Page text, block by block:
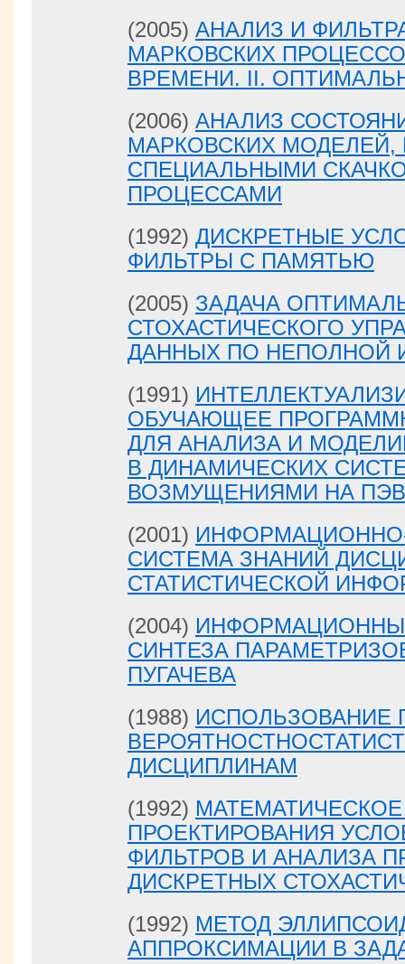
(2005) АНАЛИЗ И
МАРКОВСКИХ
ВРЕМЕНИ. II.
(2006) АНАЛИЗ
МАРКОВСКИХ
СПЕЦИАЛЬНЫМИ
ПРОЦЕССАМИ
(1992) ДИСКРЕТНЫЕ
ФИЛЬТРЫ С ПАМЯТЬЮ
(2005) ЗАДАЧА
СТОХАСТИЧЕСКОГО
ДАННЫХ ПО НЕПОЛНОЙ
(1991)
ОБУЧАЮЩЕЕ
ДЛЯ АНАЛИЗА И
В ДИНАМИЧЕСКИХ
ВОЗМУЩЕНИЯМИ НА
(2001)
СИСТЕМА ЗНАНИЙ
СТАТИСТИЧЕСКОЙ
(2004)
СИНТЕЗА
ПУГАЧЕВА
(1988) ИСПОЛЬЗОВАНИЕ
ДИСЦИПЛИНАМ
(1992)
ПРОЕКТИРОВАНИЯ
ФИЛЬТРОВ И АНАЛИЗА
ДИСКРЕТНЫХ
(1992) МЕТОД
АППРОКСИМАЦИИ В